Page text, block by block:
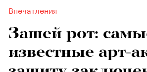
Впечатления
Зашей рот:
известные арт-